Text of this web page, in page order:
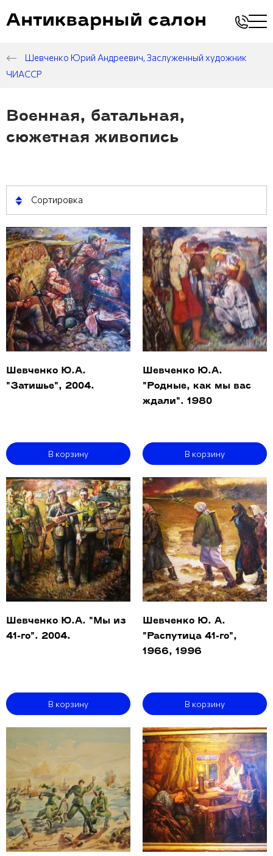
Антикварный салон
Шевченко Юрий Андреевич, Заслуженный художник
ЧИАССР
Военная, батальная,
сюжетная живопись
Сортировка
Шевченко Ю.А.
"Затишье", 2004.
В корзину
Шевченко Ю.А.
"Родные, как мы вас
ждали". 1980
В корзину
Шевченко Ю.А. "Мы из
41-го". 2004.
В корзину
Шевченко Ю. А.
"Распутица 41-го",
1966, 1996
В корзину